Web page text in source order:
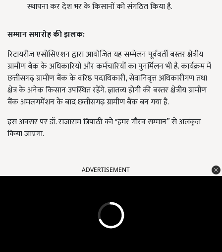
स्थापना कर देश भर के किसानों को संगठित किया है.
सम्मान समारोह की झलक:
रिटायरीज एसोसिएशन द्वारा आयोजित यह सम्मेलन पूर्ववर्ती बस्तर क्षेत्रीय
ग्रामीण बैंक के अधिकारियों और कर्मचारियों का पुनर्मिलन भी है. कार्यक्रम में
छत्तीसगढ़ ग्रामीण बैंक के वरिष्ठ पदाधिकारी, सेवानिवृत्त अधिकारीगण तथा
क्षेत्र के अनेक किसान उपस्थित रहेंगे. ज्ञातव्य होगी की बस्तर क्षेत्रीय ग्रामीण
बैंक अमलगमेंशन के बाद छत्तीसगढ़ ग्रामीण बैंक बन गया है.
इस अवसर पर डॉ. राजाराम त्रिपाठी को "हमर गौरव सम्मान” से अलंकृत
किया जाएगा.
ADVERTISEMENT